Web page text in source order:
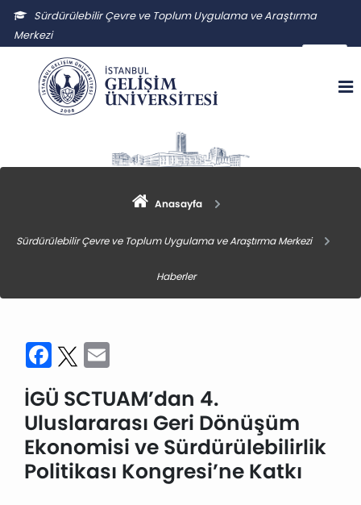
Sürdürülebilir Çevre ve Toplum Uygulama ve Araştırma
Merkezi
sctuam@gelisim.edu.tr
Anasayfa
Sürdürülebilir Çevre ve Toplum Uygulama ve Araştırma Merkezi
Haberler
Facebook
Twitter
İGÜ SCTUAM’dan 4.
Uluslararası Geri Dönüşüm
Ekonomisi ve Sürdürülebilirlik
Politikası Kongresi’ne Katkı